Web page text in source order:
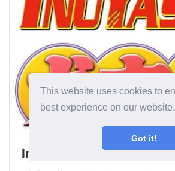
This website uses cookies to
best experience on our website.
Got it!
Inuyashan 94 parasta